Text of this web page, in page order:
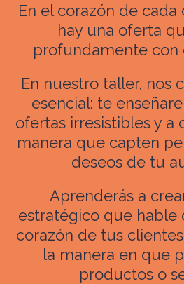
En el corazón de cada
hay una oferta
profundamente con
En nuestro taller, nos
esencial: te
ofertas irresistibles y a
manera que capten
deseos de tu
Aprenderás a
estratégico que hable
corazón de tus
la manera en que
productos o